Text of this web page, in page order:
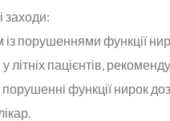
заходи:
із порушеннями функції
літніх пацієнтів,
функції нирок